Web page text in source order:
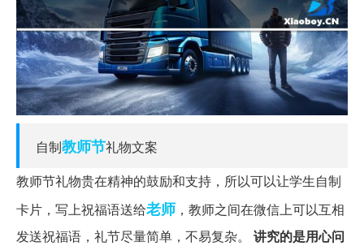
自制教师节礼物文案
教师节礼物贵在精神的鼓励和支持，所以可以让学生自制
卡片，写上祝福语送给老师 ，教师之间在微信上可以互相
发送祝福语，礼节尽量简单，不易复杂。 讲究的是用心问